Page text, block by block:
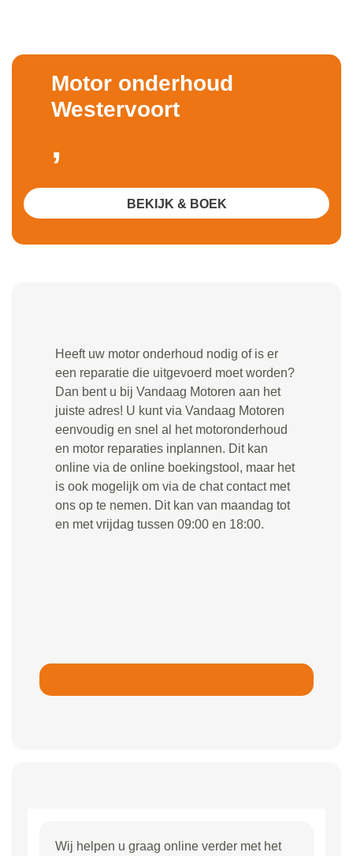
Heeft uw motor onderhoud nodig of is er
een reparatie die uitgevoerd moet worden?
Dan bent u bij Vandaag Motoren aan het
juiste adres! U kunt via Vandaag Motoren
eenvoudig en snel al het motoronderhoud
en motor reparaties inplannen. Dit kan
online via de online boekingstool, maar het
is ook mogelijk om via de chat contact met
ons op te nemen. Dit kan van maandag tot
en met vrijdag tussen 09:00 en 18:00.
Motor onderhoud
Westervoort
,
BEKIJK & BOEK
Wij helpen u graag online verder met het